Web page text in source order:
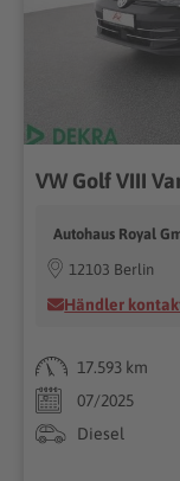
Autohaus Royal
12103 Berlin
Händler
17.593 km
07/2025
Diesel